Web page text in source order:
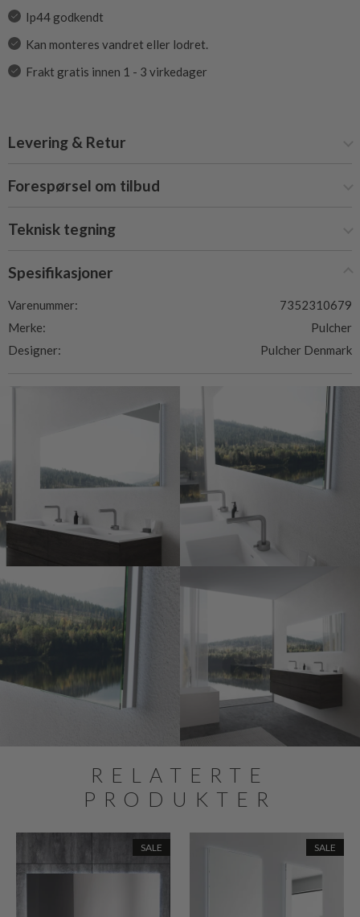
Ip44 godkendt
Kan monteres vandret eller lodret.
Frakt gratis innen 1 - 3 virkedager
Levering & Retur
Forespørsel om tilbud
Teknisk tegning
Spesifikasjoner
Varenummer:
7352310679
Merke:
Pulcher
Designer:
Pulcher Denmark
RELATERTE
PRODUKTER
SALE SALE